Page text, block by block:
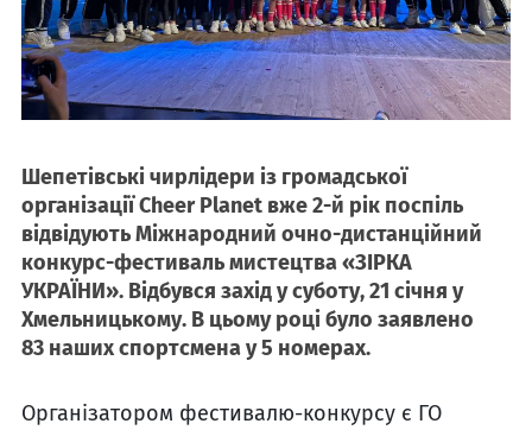
Шепетівські чирлідери із громадської
організації Cheer Planet вже 2-й рік поспіль
відвідують Міжнародний очно-дистанційний
конкурс-фестиваль мистецтва «ЗІРКА
УКРАЇНИ». Відбувся захід у суботу, 21 січня у
Хмельницькому. В цьому році було заявлено
83 наших спортсмена у 5 номерах.
Організатором фестивалю-конкурсу є ГО